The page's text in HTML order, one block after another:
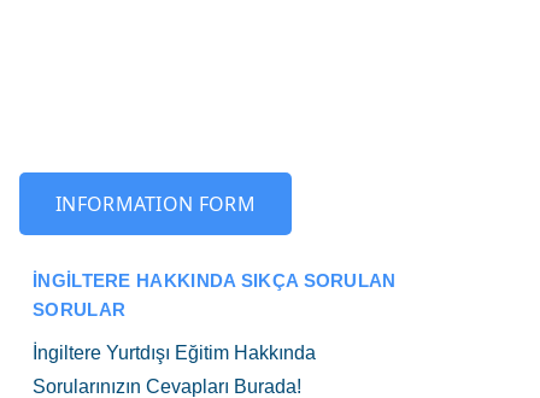
INFORMATION FORM
İNGILTERE HAKKINDA SIKÇA SORULAN
SORULAR
İngiltere Yurtdışı Eğitim Hakkında
Sorularınızın Cevapları Burada!